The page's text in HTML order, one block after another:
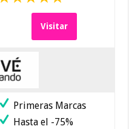
Visitar
Primeras Marcas
Hasta el -75%